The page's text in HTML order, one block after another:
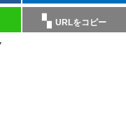
URLをコピー